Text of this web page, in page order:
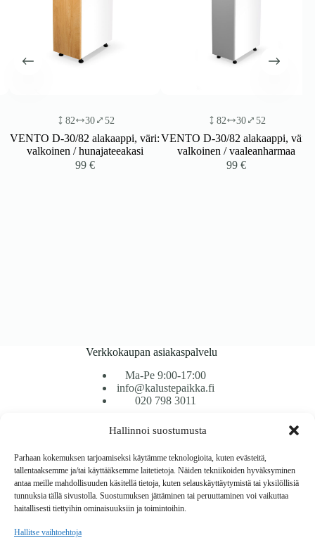
Hallinnoi suostumusta
Parhaan kokemuksen tarjoamiseksi käytämme teknologioita, kuten evästeitä,
tallentaaksemme ja/tai käyttääksemme laitetietoja. Näiden tekniikoiden hyväksyminen
antaa meille mahdollisuuden käsitellä tietoja, kuten selauskäyttäytymistä tai yksilöllisiä
tunnuksia tällä sivustolla. Suostumuksen jättäminen tai peruuttaminen voi vaikuttaa
haitallisesti tiettyihin ominaisuuksiin ja toimintoihin.
Hallitse vaihtoehtoja
82 30 52
VENTO D-30/82 alakaappi, väri:
valkoinen / hunajateeakasi
99€
82 30 52
VENTO D-30/82 alakaappi, väri:
valkoinen / vaaleanharmaa
99€
Verkkokaupan asiakaspalvelu
Ma-Pe 9:00-17:00
info@kalustepaikka.fi
020 798 3011
Tavarantoimitus / Maksutavat
Toimitustavat
Maksutavat
Vaihto ja palautus
Reklamaatiot